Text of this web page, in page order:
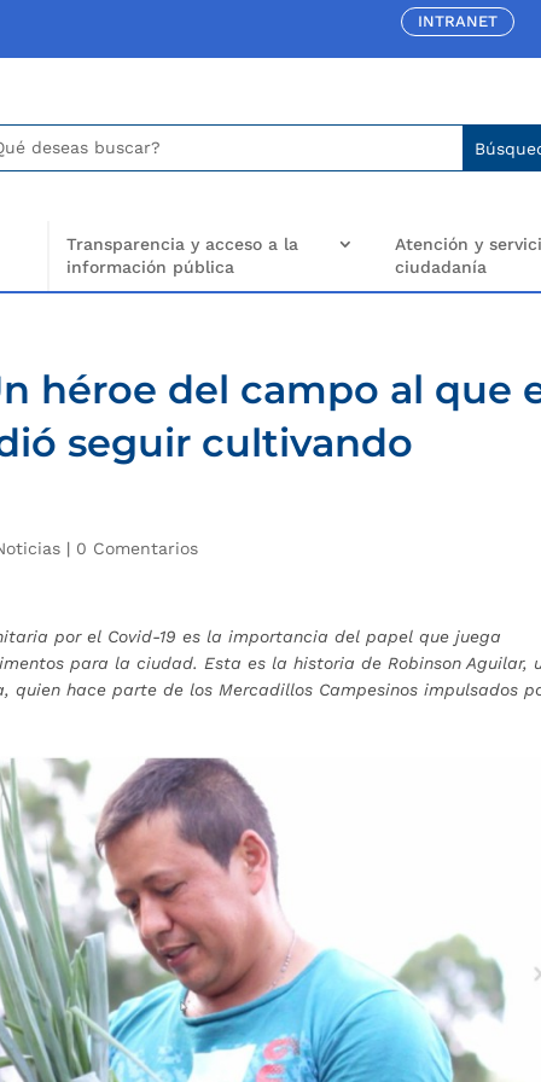
INTRANET
Transparencia y acceso a la
información pública
Atención y
ciudadanía
héroe del campo al que
seguir cultivando
| 0 Comentarios
por el Covid-19 es la importancia del papel que juega
para la ciudad. Esta es la historia de Robinson Aguilar,
quien hace parte de los Mercadillos Campesinos impulsados